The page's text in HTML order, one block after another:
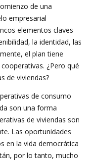
de una
empresarial
elementos claves
la identidad, las
el plan tiene
¿Pero qué
de viviendas?
de consumo
son una forma
de viviendas son
Las oportunidades
en la vida democrática
por lo tanto, mucho